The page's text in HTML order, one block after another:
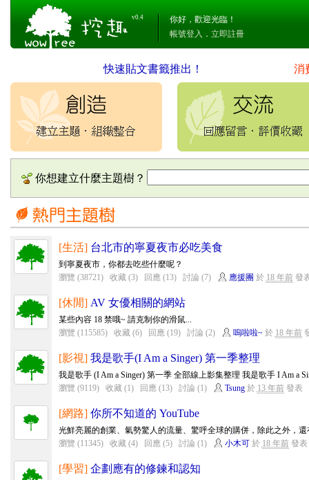
v0.4
你好，歡迎光臨！
帳號登入 ． 立即註冊
快速貼文書籤推出！ 消
你想建立什麼主題樹？
[生活] 台北市的寧夏夜市必吃美食
到寧夏夜市，你都去吃些什麼呢？
瀏覽 (38721)
收藏 (3) 回應 (13) 討論 (7) 應援團 於 18 年前發
[休閒] AV 女優相關的網站
某些內容 18 禁哦~ 請克制你的滑鼠...
瀏覽 (115585)
收藏 (6) 回應 (19) 討論 (2) 嗚啦啦~ 於 18 年前
[影視] 我是歌手(I Am a Singer) 第一季整理
我是歌手 (I Am a Singer) 第一季 全部線上影集整理 我是歌手 I Am a
瀏覽 (9119)
收藏 (1) 回應 (13) 討論 (1) Tsung於 13 年前發表
[網路] 你所不知道的 YouTube
光鮮亮麗的創業、氣勢驚人的流量、驚呼全球的購併，除此之外，還
瀏覽 (11345)
收藏 (4) 回應 (5) 討論 (1) 小木可於 18 年前發表
[學習] 企劃應有的修鍊和認知